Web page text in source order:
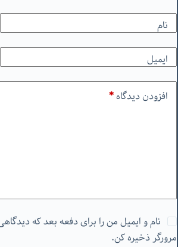
نام
ایمیل
افزودن دیدگاه*
نام و ایمیل من را برای دفعه بعد که
مرورگر ذخیره کن.